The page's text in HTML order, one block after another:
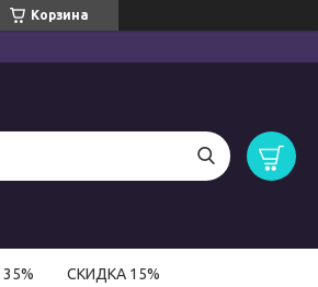
Корзина
СКИДКА 15%